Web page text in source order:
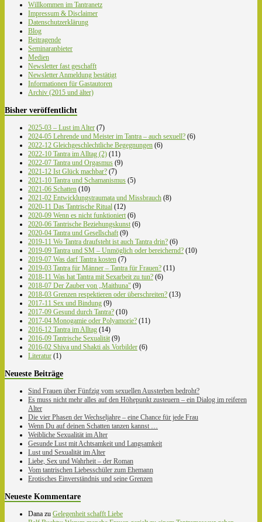
Willkommen im Tantranetz
Impressum & Disclaimer
Datenschutzerklärung
Blog
Beitragende
Seminaranbieter
Medien
Newsletter fast geschafft
Newsletter Anmeldung bestätigt
Informationen für Gastautoren
Archiv (2015 und älter)
Bisher veröffentlicht
2025-03 – Lust im Alter (7)
2024-05 Lehrende und Meister im Tantra – auch sexuell? (6)
2022-12 Gleichgeschlechtliche Begegnungen (6)
2022-10 Tantra im Alltag (2) (11)
2022-07 Tantra und Orgasmus (9)
2021-12 Ist Glück machbar? (7)
2021-10 Tantra und Schamanismus (5)
2021-06 Schatten (10)
2021-02 Entwicklungstraumata und Missbrauch (8)
2020-11 Das Tantrische Ritual (12)
2020-09 Wenn es nicht funktioniert (6)
2020-06 Tantrische Beziehungskunst (6)
2020-04 Tantra und Gesellschaft (9)
2019-11 Wo Tantra draufsteht ist auch Tantra drin? (6)
2019-09 Tantra und SM – Unmöglich oder bereichernd? (10)
2019-07 Was darf Tantra kosten (7)
2019-03 Tantra für Männer – Tantra für Frauen? (11)
2018-11 Was hat Tantra mit Sexarbeit zu tun? (6)
2018-07 Der Zauber von „Maithuna" (9)
2018-03 Grenzen respektieren oder überschreiten? (13)
2017-11 Sex und Bindung (9)
2017-09 Gesund durch Tantra? (10)
2017-04 Monogamie oder Polyamorie? (11)
2016-12 Tantra im Alltag (14)
2016-09 Tantrische Sexualität (9)
2016-02 Shiva und Shakti als Vorbilder (6)
Literatur (1)
Neueste Beiträge
Sind Frauen über Fünfzig vom sexuellen Aussterben bedroht?
Es muss nicht mehr alles auf den Höhepunkt zusteuern – ein Dialog im reiferen
Alter
Die vier Phasen der Wechseljahre – eine Chance für jede Frau
Wenn Du auf deinen Schatten tanzen kannst …
Weibliche Sexualität im Alter
Gesunde Lust mit Achtsamkeit und Langsamkeit
Lust und Sexualität im Alter
Liebe, Sex und Wahrheit – der Roman
Vom tantrischen Liebesschüler zum Ehemann
Erotisches Einverständnis und seine Grenzen
Neueste Kommentare
Dana zu Gelegenheit schafft Liebe